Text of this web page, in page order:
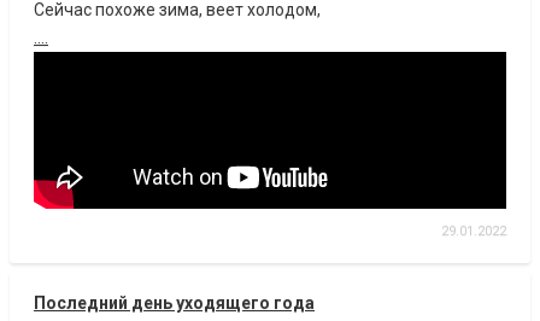
Сейчас похоже зима, веет холодом,
29.01.2022
Последний день уходящего года